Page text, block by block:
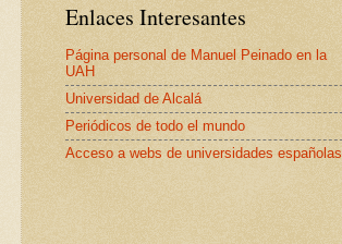
Enlaces Interesantes
Página personal de Manuel Peinado en la
UAH
Universidad de Alcalá
Periódicos de todo el mundo
Acceso a webs de universidades españolas